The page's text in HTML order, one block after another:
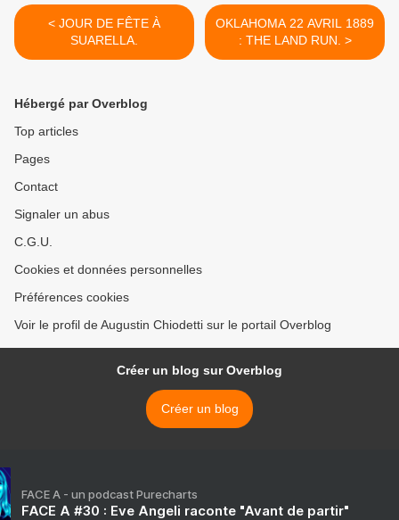
< JOUR DE FÊTE À
SUARELLA.
OKLAHOMA 22 AVRIL 1889
: THE LAND RUN. >
Hébergé par Overblog
Top articles
Pages
Contact
Signaler un abus
C.G.U.
Cookies et données personnelles
Préférences cookies
Voir le profil de Augustin Chiodetti sur le portail Overblog
Créer un blog sur Overblog
Créer un blog
FACE A - un podcast Purecharts
FACE A #30 : Eve Angeli raconte "Avant de partir"